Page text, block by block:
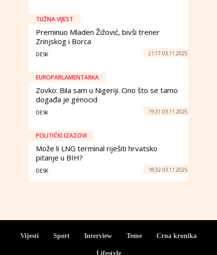
TUŽNA VIJEST
Preminuo Mladen Žižović, bivši trener
Zrinjskog i Borca
DESK 21:17 03.11.2025.
EUROPARLAMENTARKA
Zovko: Bila sam u Nigeriji. Ono što se tamo
događa je genocid
DESK 19:31 03.11.2025.
POLITIČKI IZAZOVI
Može li LNG terminal riješiti hrvatsko
pitanje u BIH?
DESK 18:32 03.11.2025.
Vijesti Sport Interview Teme Crna kronika
Lifestyle